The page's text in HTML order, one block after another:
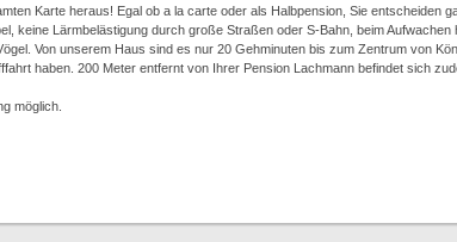
Karte heraus! Egal ob a la carte oder als Halbpension, Sie entscheiden
keine Lärmbelästigung durch große Straßen oder S-Bahn, beim
Von unserem Haus sind es nur 20 Gehminuten bis zum Zentrum von
haben. 200 Meter entfernt von Ihrer Pension Lachmann befindet sich
möglich.